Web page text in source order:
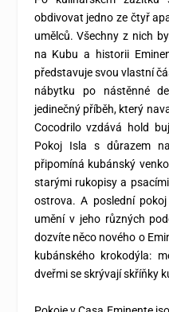
obdivovat jedno ze čtyř
umělců. Všechny z nich
na Kubu a historii
představuje svou vlastní
nábytku po nástěnné
jedinečný příběh, který
Cocodrilo vzdává hold
Pokoj Isla s důrazem
připomíná kubánský
starými rukopisy a
ostrova. A poslední
umění v jeho různých
dozvíte něco nového o
kubánského krokodýla:
dveřmi se skrývají skříňky